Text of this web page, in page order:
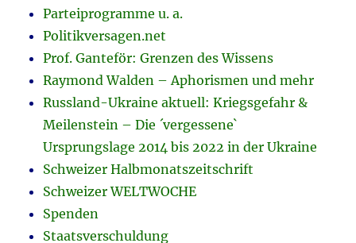
Parteiprogramme u. a.
Politikversagen.net
Prof. Ganteför: Grenzen des Wissens
Raymond Walden – Aphorismen und mehr
Russland-Ukraine aktuell: Kriegsgefahr &
Meilenstein – Die ´vergessene`
Ursprungslage 2014 bis 2022 in der Ukraine
Schweizer Halbmonatszeitschrift
Schweizer WELTWOCHE
Spenden
Staatsverschuldung